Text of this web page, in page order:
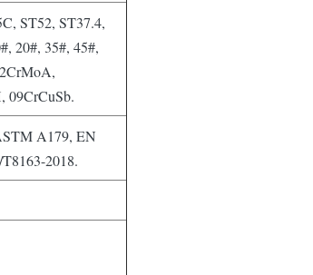
ST52, ST37.4,
20#, 35#, 45#,
09CrCuSb.
A179, EN
2018.